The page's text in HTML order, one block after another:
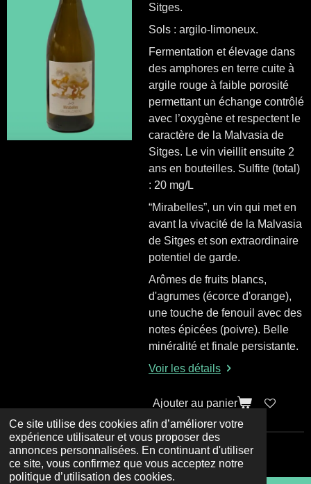
Ce site utilise des cookies afin d’améliorer votre
expérience utilisateur et vous proposer des
annonces personnalisées. En continuant d'utiliser
ce site, vous confirmez que vous acceptez notre
politique d’utilisation des cookies.
Sitges.
Sols : argilo-limoneux.
Fermentation et élevage dans
des amphores en terre cuite à
argile rouge à faible porosité
permettant un échange contrôlé
avec l’oxygène et respectent le
caractère de la Malvasia de
Sitges. Le vin vieillit ensuite 2
ans en bouteilles. Sulfite (total)
: 20 mg/L
“Mirabelles”, un vin qui met en
avant la vivacité de la Malvasia
de Sitges et son extraordinaire
potentiel de garde.
Arômes de fruits blancs,
d'agrumes (écorce d'orange),
une touche de fenouil avec des
notes épicées (poivre). Belle
minéralité et finale persistante.
Voir les détails
Ajouter au panier
© 2023 - 2026 Le Dit Vin